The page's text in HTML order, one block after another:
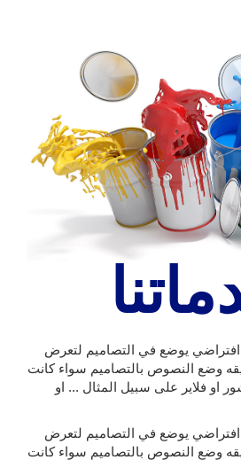
افتراضي يوضع في التصاميم لتعرض
وضع النصوص بالتصاميم سواء كانت
او فلاير على سبيل المثال ... او
افتراضي يوضع في التصاميم لتعرض
وضع النصوص بالتصاميم سواء كانت